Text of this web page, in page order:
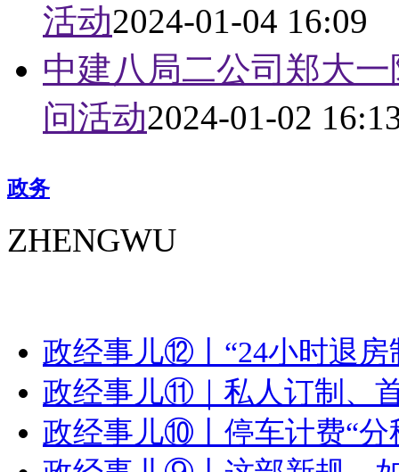
活动2024-01-04 16:09
中建八局二公司郑大
问活动2024-01-02